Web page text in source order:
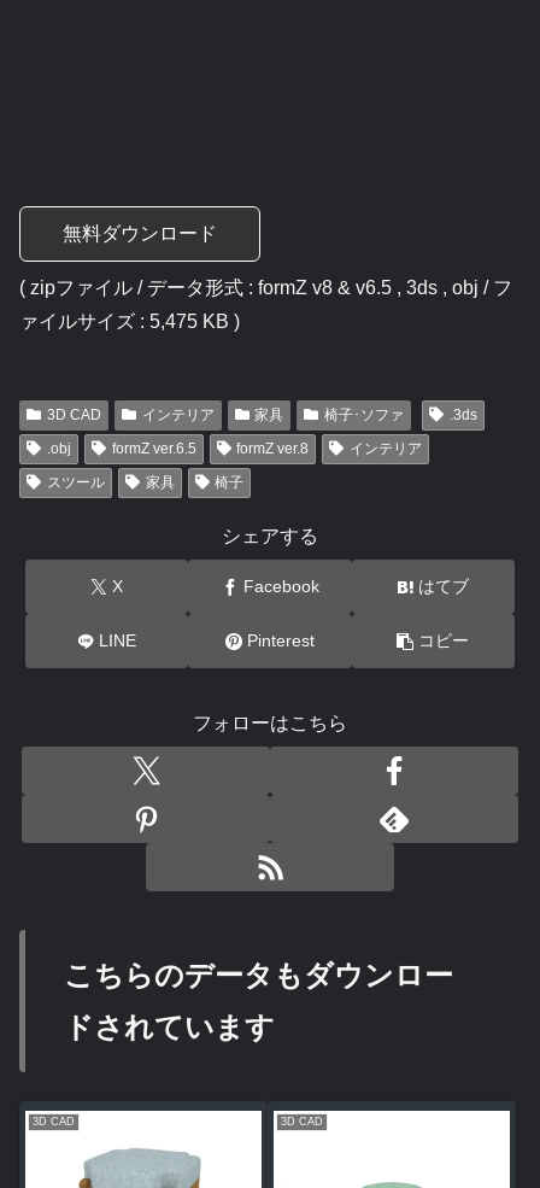
無料ダウンロード
( zipファイル / データ形式 : formZ v8 & v6.5 , 3ds , obj / フ
ァイルサイズ : 5,475 KB )
3D CAD インテリア 家具 椅子･ソファ
.3ds
.obj
formZ ver.6.5 formZ ver.8
インテリア
スツール
家具 椅子
シェアする
X Facebook はてブ
LINE Pinterest コピー
フォローはこちら
こちらのデータもダウンロー
ドされています
3D CAD 3D CAD